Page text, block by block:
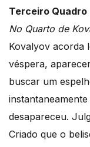
Terceiro Quadro
No Quarto de
Kovalyov acorda
véspera,
buscar um
desapareceu.
Criado que o